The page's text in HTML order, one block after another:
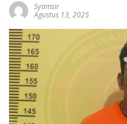
Syamsir
Agustus 13, 2025